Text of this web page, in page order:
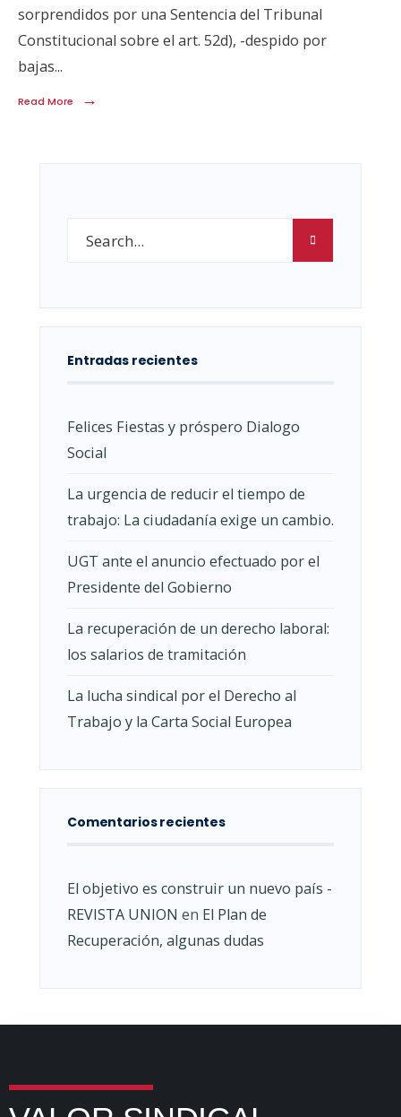
sorprendidos por una Sentencia del Tribunal
Constitucional sobre el art. 52d), -despido por
bajas...
Read More →
Entradas recientes
Felices Fiestas y próspero Dialogo
Social
La urgencia de reducir el tiempo de
trabajo: La ciudadanía exige un cambio.
UGT ante el anuncio efectuado por el
Presidente del Gobierno
La recuperación de un derecho laboral:
los salarios de tramitación
La lucha sindical por el Derecho al
Trabajo y la Carta Social Europea
Comentarios recientes
El objetivo es construir un nuevo país -
REVISTA UNION en El Plan de
Recuperación, algunas dudas